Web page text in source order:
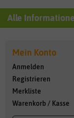
Alle
Mein Konto
Anmelden
Registrieren
Merkliste
Warenkorb / Kasse